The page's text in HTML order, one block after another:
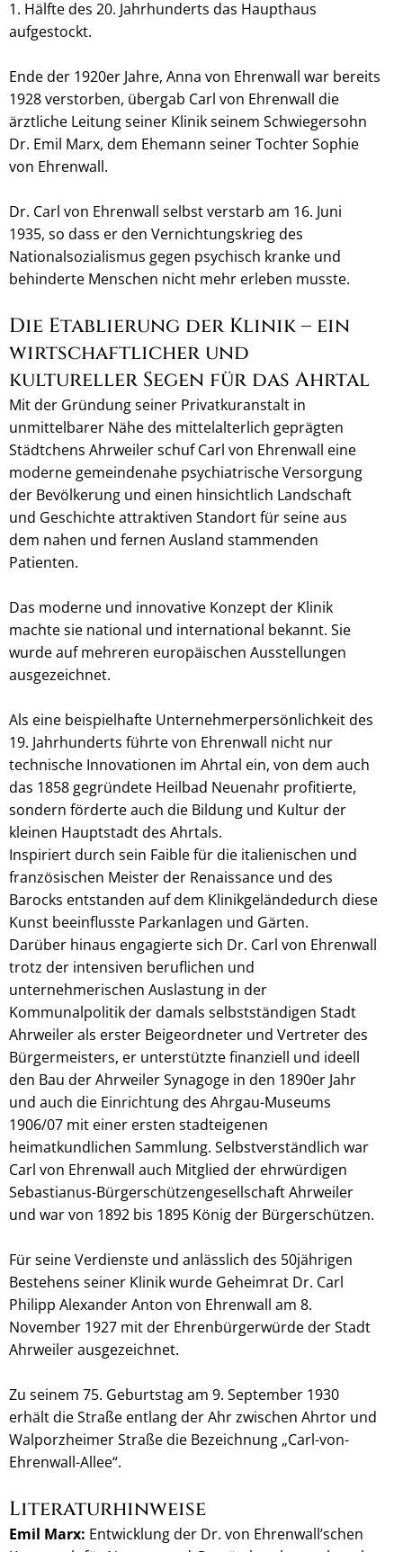
1. Hälfte des 20. Jahrhunderts das Haupthaus
aufgestockt.
Ende der 1920er Jahre, Anna von Ehrenwall war bereits
1928 verstorben, übergab Carl von Ehrenwall die
ärztliche Leitung seiner Klinik seinem Schwiegersohn
Dr. Emil Marx, dem Ehemann seiner Tochter Sophie
von Ehrenwall.
Dr. Carl von Ehrenwall selbst verstarb am 16. Juni
1935, so dass er den Vernichtungskrieg des
Nationalsozialismus gegen psychisch kranke und
behinderte Menschen nicht mehr erleben musste.
Die Etablierung der Klinik – ein
wirtschaftlicher und
kultureller Segen für das Ahrtal
Mit der Gründung seiner Privatkuranstalt in
unmittelbarer Nähe des mittelalterlich geprägten
Städtchens Ahrweiler schuf Carl von Ehrenwall eine
moderne gemeindenahe psychiatrische Versorgung
der Bevölkerung und einen hinsichtlich Landschaft
und Geschichte attraktiven Standort für seine aus
dem nahen und fernen Ausland stammenden
Patienten.
Das moderne und innovative Konzept der Klinik
machte sie national und international bekannt. Sie
wurde auf mehreren europäischen Ausstellungen
ausgezeichnet.
Als eine beispielhafte Unternehmerpersönlichkeit des
19. Jahrhunderts führte von Ehrenwall nicht nur
technische Innovationen im Ahrtal ein, von dem auch
das 1858 gegründete Heilbad Neuenahr profitierte,
sondern förderte auch die Bildung und Kultur der
kleinen Hauptstadt des Ahrtals.
Inspiriert durch sein Faible für die italienischen und
französischen Meister der Renaissance und des
Barocks entstanden auf dem Klinikgeländedurch diese
Kunst beeinflusste Parkanlagen und Gärten.
Darüber hinaus engagierte sich Dr. Carl von Ehrenwall
trotz der intensiven beruflichen und
unternehmerischen Auslastung in der
Kommunalpolitik der damals selbstständigen Stadt
Ahrweiler als erster Beigeordneter und Vertreter des
Bürgermeisters, er unterstützte finanziell und ideell
den Bau der Ahrweiler Synagoge in den 1890er Jahr
und auch die Einrichtung des Ahrgau-Museums
1906/07 mit einer ersten stadteigenen
heimatkundlichen Sammlung. Selbstverständlich war
Carl von Ehrenwall auch Mitglied der ehrwürdigen
Sebastianus-Bürgerschützengesellschaft Ahrweiler
und war von 1892 bis 1895 König der Bürgerschützen.
Für seine Verdienste und anlässlich des 50jährigen
Bestehens seiner Klinik wurde Geheimrat Dr. Carl
Philipp Alexander Anton von Ehrenwall am 8.
November 1927 mit der Ehrenbürgerwürde der Stadt
Ahrweiler ausgezeichnet.
Zu seinem 75. Geburtstag am 9. September 1930
erhält die Straße entlang der Ahr zwischen Ahrtor und
Walporzheimer Straße die Bezeichnung „Carl-von-
Ehrenwall-Allee“.
Literaturhinweise
Emil Marx: Entwicklung der Dr. von Ehrenwall’schen